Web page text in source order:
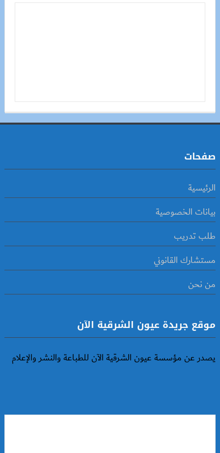
صفحات
الرئيسية
بيانات الخصوصية
طلب تدريب
مستشارك القانوني
من نحن
موقع جريدة عيون الشرقية الآن
يصدر عن مؤسسة عيون الشرقية الآن للطباعة والنشر والإعلام